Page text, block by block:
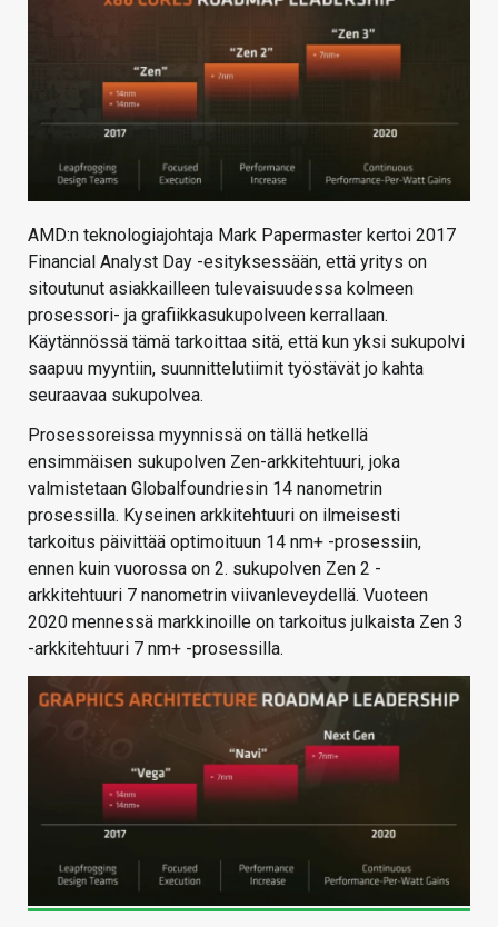
AMD:n teknologiajohtaja Mark Papermaster kertoi 2017
Financial Analyst Day -esityksessään, että yritys on
sitoutunut asiakkailleen tulevaisuudessa kolmeen
prosessori- ja grafiikkasukupolveen kerrallaan.
Käytännössä tämä tarkoittaa sitä, että kun yksi sukupolvi
saapuu myyntiin, suunnittelutiimit työstävät jo kahta
seuraavaa sukupolvea.
Prosessoreissa myynnissä on tällä hetkellä
ensimmäisen sukupolven Zen-arkkitehtuuri, joka
valmistetaan Globalfoundriesin 14 nanometrin
prosessilla. Kyseinen arkkitehtuuri on ilmeisesti
tarkoitus päivittää optimoituun 14 nm+ -prosessiin,
ennen kuin vuorossa on 2. sukupolven Zen 2 -
arkkitehtuuri 7 nanometrin viivanleveydellä. Vuoteen
2020 mennessä markkinoille on tarkoitus julkaista Zen 3
-arkkitehtuuri 7 nm+ -prosessilla.